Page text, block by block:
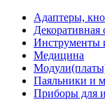
Адаптеры,
Декоративная
Инструменты
Медицина
Паяльники и
Приборы для